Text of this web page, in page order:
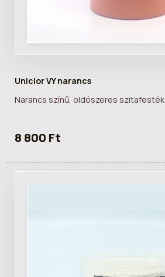
Uniclor VY narancs
Narancs színű, oldószeres szitafesték
8 800 Ft